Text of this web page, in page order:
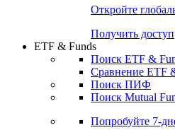
Откройте
Получить доступ
ETF & Funds
Поиск ETF &
Сравнение ETF
Поиск ПИФ
Поиск Mutual
Попробуйте 7-